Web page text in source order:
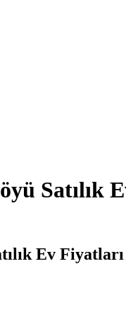
Satılık
Ev Fiyatları